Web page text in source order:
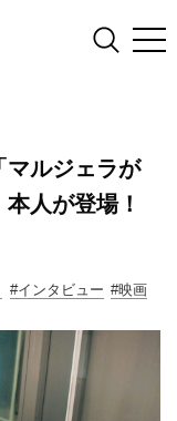
マルジェラが
人が登場！
#インタビュー #映画